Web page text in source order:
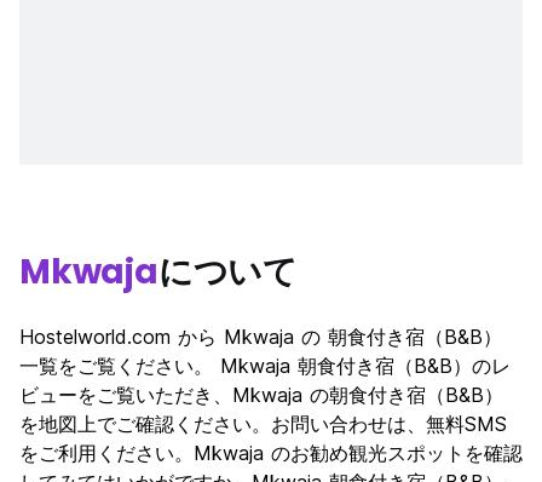
Mkwajaについて
Hostelworld.com から Mkwaja の 朝食付き宿（B&B）
一覧をご覧ください。 Mkwaja 朝食付き宿（B&B）のレ
ビューをご覧いただき、Mkwaja の朝食付き宿（B&B）
を地図上でご確認ください。お問い合わせは、無料SMS
をご利用ください。Mkwaja のお勧め観光スポットを確認